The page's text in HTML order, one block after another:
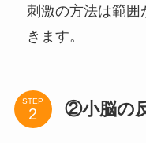
刺激の方法は範囲
きます。
STEP ②小脳の